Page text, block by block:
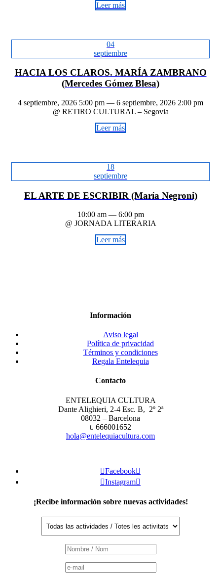
Leer más
04
septiembre
HACIA LOS CLAROS. MARÍA ZAMBRANO
(Mercedes Gómez Blesa)
4 septiembre, 2026 5:00 pm — 6 septiembre, 2026 2:00 pm
@ RETIRO CULTURAL – Segovia
Leer más
18
septiembre
EL ARTE DE ESCRIBIR (María Negroni)
10:00 am — 6:00 pm
@ JORNADA LITERARIA
Leer más
Información
Aviso legal
Política de privacidad
Términos y condiciones
Regala Entelequia
Contacto
ENTELEQUIA CULTURA
Dante Alighieri, 2-4 Esc. B, 2º 2ª
08032 – Barcelona
t. 666001652
hola@entelequiacultura.com
Facebook
Instagram
¡Recibe información sobre nuevas actividades!